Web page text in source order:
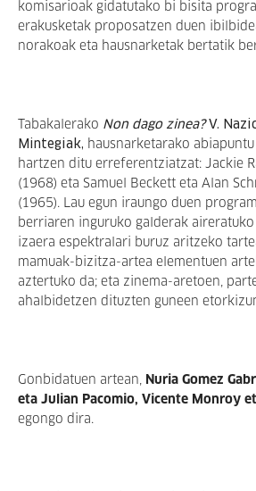
komisarioak gidatutako bi bisita
erakusketak proposatzen duen
norakoak eta hausnarketak bertatik
Tabakalerako Non dago zinea?V.
Mintegiak, hausnarketarako
hartzen ditu erreferentziatzat: Jackie
(1968) eta Samuel Beckett eta Alan
(1965). Lau egun iraungo duen
berriaren inguruko galderak
izaera espektralari buruz aritzeko
mamuak-bizitza-artea elementuen
aztertuko da; eta zinema-aretoen,
ahalbidetzen dituzten guneen
Gonbidatuen artean, Nuria Gomez
eta Julian Pacomio, Vicente Monroy
egongo dira.